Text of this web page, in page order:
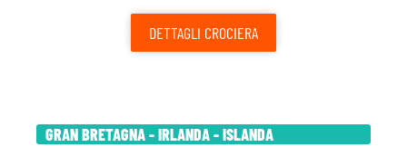
DETTAGLI CROCIERA
GRAN BRETAGNA - IRLANDA - ISLANDA